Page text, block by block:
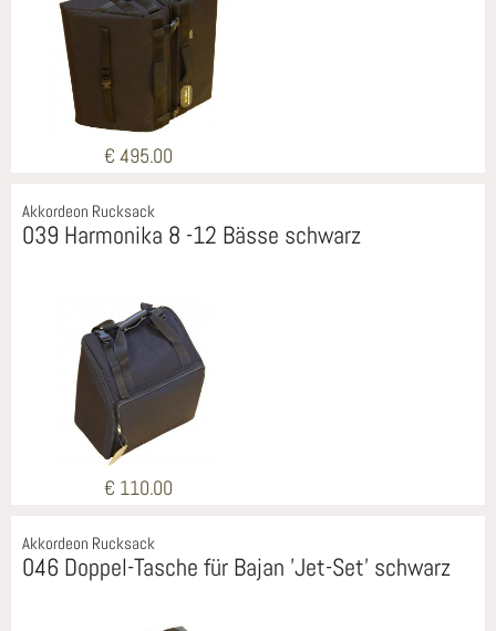
€ 495.00
Akkordeon Rucksack
039 Harmonika 8 -12 Bässe schwarz
€ 110.00
Akkordeon Rucksack
046 Doppel-Tasche für Bajan 'Jet-Set' schwarz